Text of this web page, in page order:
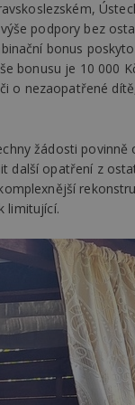
podpory bez
bonus
bonusu je 10 000
o nezaopatřené
žádosti
opatření z
limitující.
1
.estav.cz
Hotjar
.estav.cz
Hotjar
.estav.cz
Google
.estav.cz